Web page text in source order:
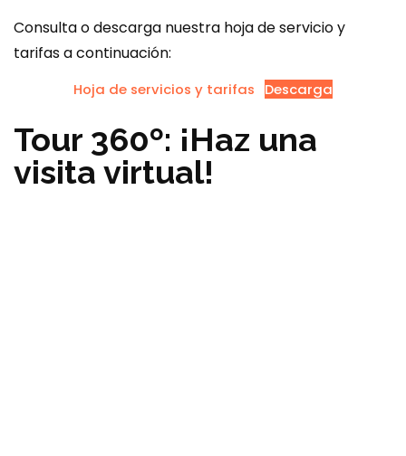
Consulta o descarga nuestra hoja de servicio y
tarifas a continuación:
Hoja de servicios y tarifas Descarga
Tour 360º: ¡Haz una
visita virtual!